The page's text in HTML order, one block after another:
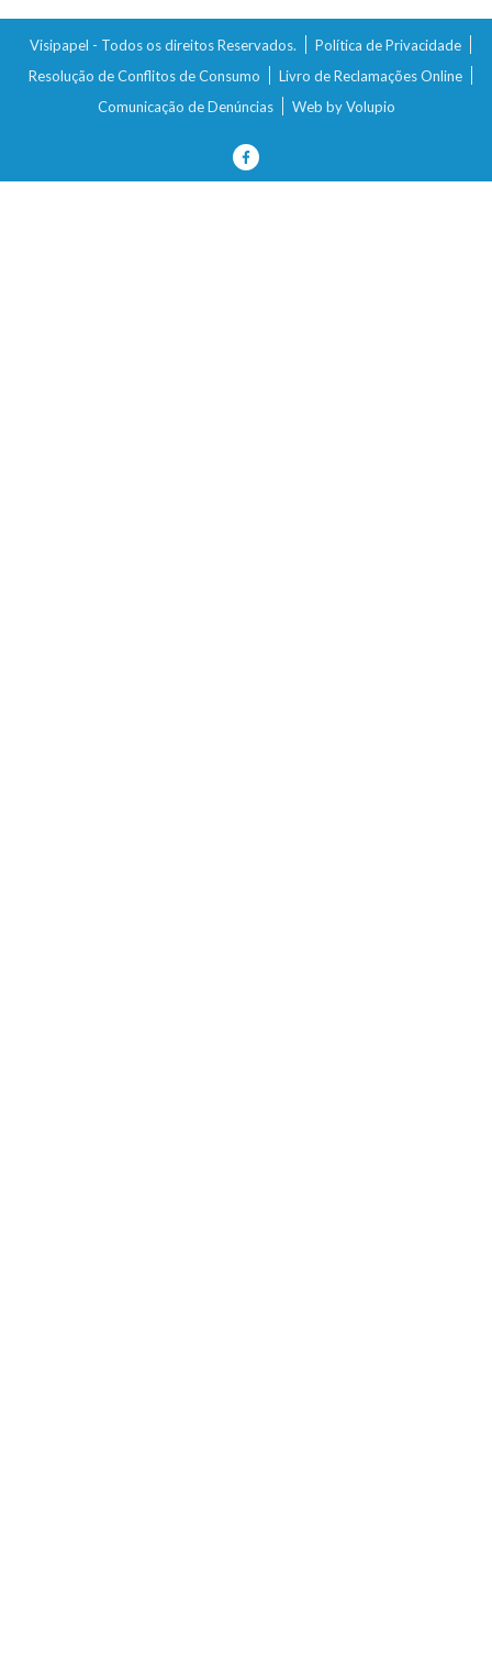
Visipapel - Todos os direitos Reservados.
Política de Privacidade
Resolução de Conflitos de Consumo
Livro de Reclamações Online
Comunicação de Denúncias
Web by Volupio